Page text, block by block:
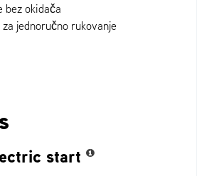
bez okidača
jednoručno rukovanje
start